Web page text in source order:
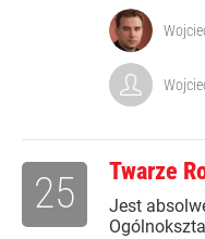
Twarze
Jest
25